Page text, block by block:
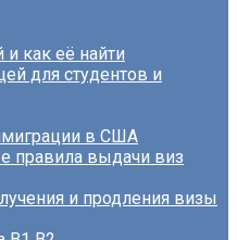
и как её найти
для студентов и
в США
выдачи виз
и продления визы